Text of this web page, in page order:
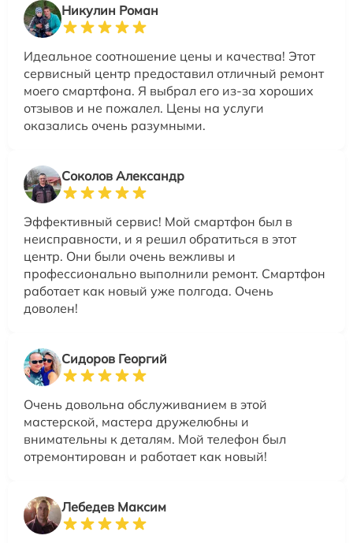
Никулин Роман
Идеальное соотношение цены и качества! Этот
сервисный центр предоставил отличный ремонт
моего смартфона. Я выбрал его из-за хороших
отзывов и не пожалел. Цены на услуги
оказались очень разумными.
Соколов Александр
Эффективный сервис! Мой смартфон был в
неисправности, и я решил обратиться в этот
центр. Они были очень вежливы и
профессионально выполнили ремонт. Смартфон
работает как новый уже полгода. Очень
доволен!
Сидоров Георгий
Очень довольна обслуживанием в этой
мастерской, мастера дружелюбны и
внимательны к деталям. Мой телефон был
отремонтирован и работает как новый!
Лебедев Максим